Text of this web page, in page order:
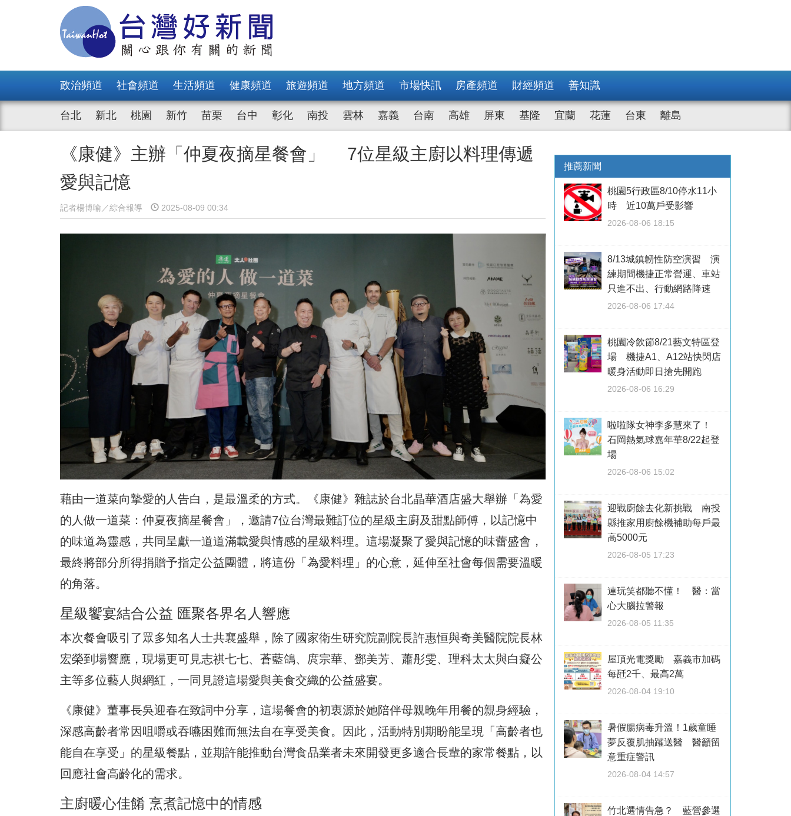
政治頻道 社會頻道 生活頻道 健康頻道 旅遊頻道 地方頻道 市場快訊 房產頻道 財經頻道 善知識
台北 新北 桃園 新竹 苗栗 台中 彰化 南投 雲林 嘉義 台南 高雄 屏東 基隆 宜蘭 花蓮 台東 離島
《康健》主辦「仲夏夜摘星餐會」 7位星級主廚以料理傳遞
愛與記憶
記者楊博喻／綜合報導 2025-08-09 00:34
藉由一道菜向摯愛的人告白，是最溫柔的方式。《康健》雜誌於台北晶華酒店盛大舉辦「為愛
的人做一道菜：仲夏夜摘星餐會」，邀請7位台灣最難訂位的星級主廚及甜點師傅，以記憶中
的味道為靈感，共同呈獻一道道滿載愛與情感的星級料理。這場凝聚了愛與記憶的味蕾盛會，
最終將部分所得捐贈予指定公益團體，將這份「為愛料理」的心意，延伸至社會每個需要溫暖
的角落。
星級饗宴結合公益 匯聚各界名人響應
本次餐會吸引了眾多知名人士共襄盛舉，除了國家衛生研究院副院長許惠恒與奇美醫院院長林
宏榮到場響應，現場更可見志祺七七、蒼藍鴿、庹宗華、鄧美芳、蕭彤雯、理科太太與白癡公
主等多位藝人與網紅，一同見證這場愛與美食交織的公益盛宴。
《康健》董事長吳迎春在致詞中分享，這場餐會的初衷源於她陪伴母親晚年用餐的親身經驗，
深感高齡者常因咀嚼或吞嚥困難而無法自在享受美食。因此，活動特別期盼能呈現「高齡者也
能自在享受」的星級餐點，並期許能推動台灣食品業者未來開發更多適合長輩的家常餐點，以
回應社會高齡化的需求。
主廚暖心佳餚 烹煮記憶中的情感
推薦新聞
桃園5行政區8/10停水11小
時 近10萬戶受影響
2026-08-06 18:15
8/13城鎮韌性防空演習 演
練期間機捷正常營運、車站
只進不出、行動網路降速
2026-08-06 17:44
桃園冷飲節8/21藝文特區登
場 機捷A1、A12站快閃店
暖身活動即日搶先開跑
2026-08-06 16:29
啦啦隊女神李多慧來了！
石岡熱氣球嘉年華8/22起登
場
2026-08-06 15:02
迎戰廚餘去化新挑戰 南投
縣推家用廚餘機補助每戶最
高5000元
2026-08-05 17:23
連玩笑都聽不懂！ 醫：當
心大腦拉警報
2026-08-05 11:35
屋頂光電獎勵 嘉義市加碼
每瓩2千、最高2萬
2026-08-04 19:10
暑假腸病毒升溫！1歲童睡
夢反覆肌抽躍送醫 醫籲留
意重症警訊
2026-08-04 14:57
竹北選情告急？ 藍營參選